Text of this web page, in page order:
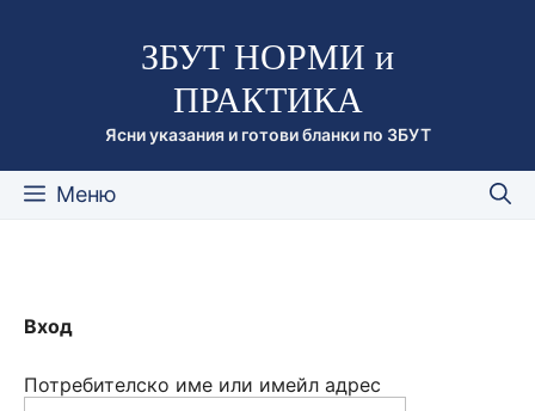
съдържаниетоЗБУТ НОРМИ и
ПРАКТИКА
Ясни указания и готови бланки по ЗБУТ
Меню
Вход
Потребителско име или имейл адрес